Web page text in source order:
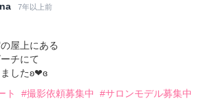
7年以上前
屋上にある
チにて
したʚ❤︎ɞ
ト
#撮影依頼募集中 #サロンモデル募集中